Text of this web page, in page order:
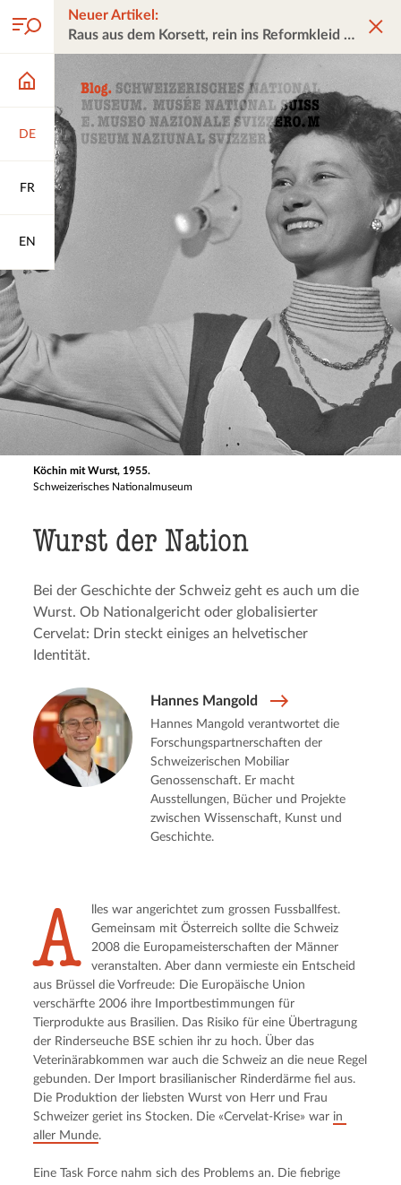
DE
FR
EN
Neuer Artikel:
Raus aus dem Korsett, rein ins Reformkleid
Köchin mit Wurst, 1955.
Schweizerisches Nationalmuseum
Wurst der Nation
Bei der Geschichte der Schweiz geht es auch um die
Wurst. Ob Nationalgericht oder globalisierter
Cervelat: Drin steckt einiges an helvetischer
Identität.
Hannes Mangold
Hannes Mangold verantwortet die
Forschungspartnerschaften der
Schweizerischen Mobiliar
Genossenschaft. Er macht
Ausstellungen, Bücher und Projekte
zwischen Wissenschaft, Kunst und
Geschichte.
A
lles war angerichtet zum grossen Fussballfest.
Gemeinsam mit Österreich sollte die Schweiz
2008 die Europameisterschaften der Männer
veranstalten. Aber dann vermieste ein Entscheid
aus Brüssel die Vorfreude: Die Europäische Union
verschärfte 2006 ihre Importbestimmungen für
Tierprodukte aus Brasilien. Das Risiko für eine Übertragung
der Rinderseuche BSE schien ihr zu hoch. Über das
Veterinärabkommen war auch die Schweiz an die neue Regel
gebunden. Der Import brasilianischer Rinderdärme fiel aus.
Die Produktion der liebsten Wurst von Herr und Frau
Schweizer geriet ins Stocken. Die «Cervelat-Krise» war in
aller Munde.
Eine Task Force nahm sich des Problems an. Die fiebrige